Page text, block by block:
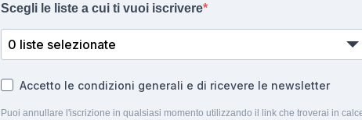
Scegli le liste a cui ti vuoi iscrivere
0 liste selezionate
Accetto le condizioni generali e di ricevere le newsletter
Puoi annullare l'iscrizione in qualsiasi momento utilizzando il link che troverai in